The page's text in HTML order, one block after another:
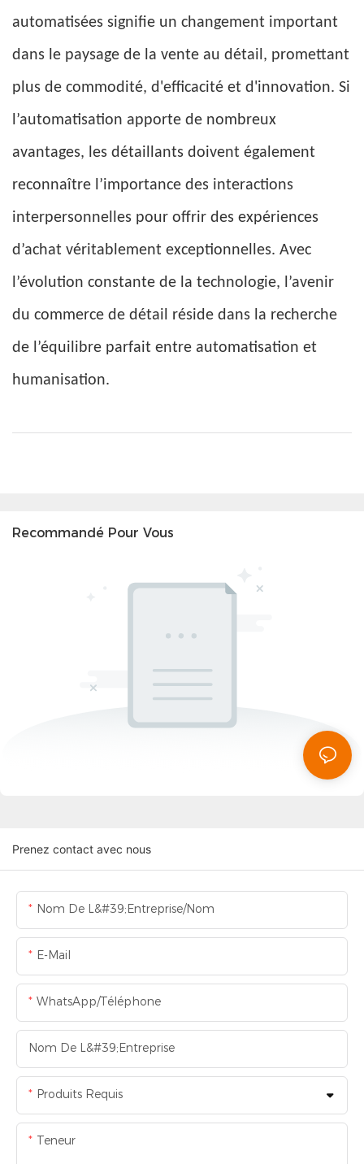
automatisées signifie un changement important
dans le paysage de la vente au détail, promettant
plus de commodité, d'efficacité et d'innovation. Si
l’automatisation apporte de nombreux
avantages, les détaillants doivent également
reconnaître l’importance des interactions
interpersonnelles pour offrir des expériences
d’achat véritablement exceptionnelles. Avec
l’évolution constante de la technologie, l’avenir
du commerce de détail réside dans la recherche
de l’équilibre parfait entre automatisation et
humanisation.
Recommandé Pour Vous
Prenez contact avec nous
Nom De L&#39;entreprise/Nom
E-Mail
WhatsApp/Téléphone
Nom De L&#39;entreprise
Produits Requis
Teneur